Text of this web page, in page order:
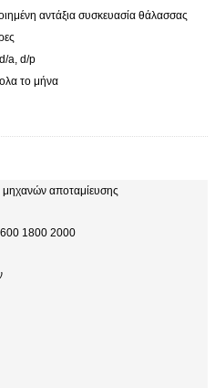
αντάξια συσκευασία θάλασσας
a, d/p
το μήνα
μηχανών αποταμίευσης
1800 2000